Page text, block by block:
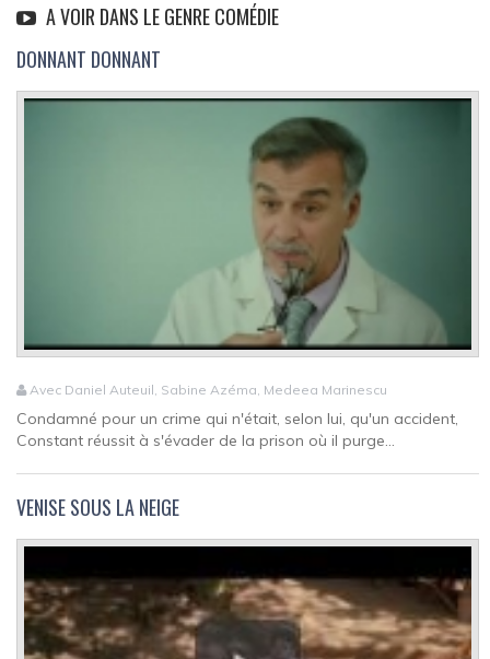
A VOIR DANS LE GENRE COMÉDIE
DONNANT DONNANT
Avec Daniel Auteuil, Sabine Azéma, Medeea Marinescu
Condamné pour un crime qui n'était, selon lui, qu'un accident,
Constant réussit à s'évader de la prison où il purge...
VENISE SOUS LA NEIGE